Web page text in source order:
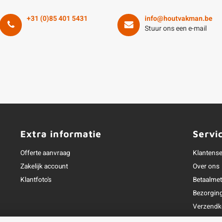
+31 (0)85 401 5431
info@houtvakman.be
Stuur ons een e-mail
Extra informatie
Offerte aanvraag
Zakelijk account
Klantfoto's
Over ons